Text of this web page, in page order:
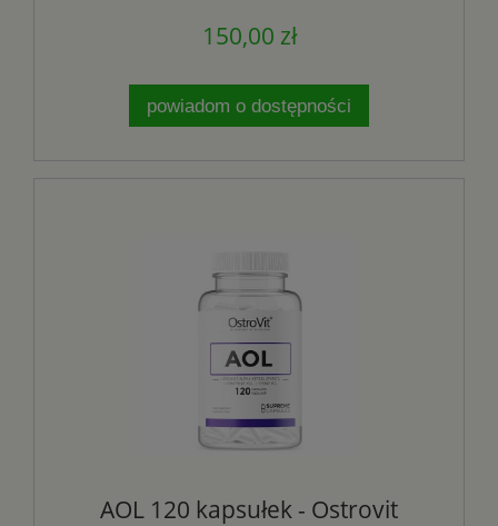
150,00 zł
powiadom o dostępności
AOL 120 kapsułek - Ostrovit